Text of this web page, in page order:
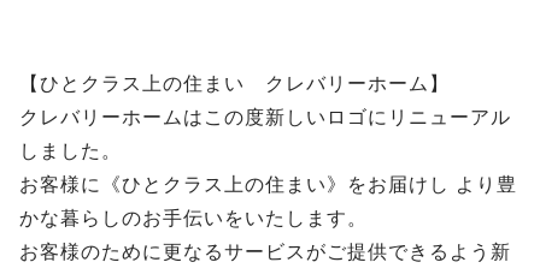
【ひとクラス上の住まい クレバリーホーム】
クレバリーホームはこの度新しいロゴにリニューアル
しました。
お客様に《ひとクラス上の住まい》をお届けし より豊
かな暮らしのお手伝いをいたします。
お客様のために更なるサービスがご提供できるよう新